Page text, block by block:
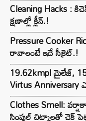
Cleaning Hacks :
క్షణాల్లో క్లీన్.!
Pressure Cooker
రావాలంటే ఇదే సీక్రెట్.!
19.62kmpl మైలేజ్,
Virtus Anniversary
Clothes Smell:
సింపుల్ చిట్కాలతో చెక్